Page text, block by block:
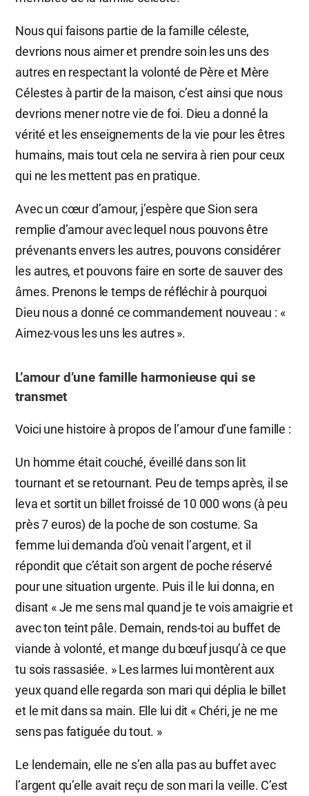
Nous qui faisons partie de la famille céleste,
devrions nous aimer et prendre soin les uns des
autres en respectant la volonté de Père et Mère
Célestes à partir de la maison, c’est ainsi que nous
devrions mener notre vie de foi. Dieu a donné la
vérité et les enseignements de la vie pour les êtres
humains, mais tout cela ne servira à rien pour ceux
qui ne les mettent pas en pratique.
Avec un cœur d’amour, j’espère que Sion sera
remplie d’amour avec lequel nous pouvons être
prévenants envers les autres, pouvons considérer
les autres, et pouvons faire en sorte de sauver des
âmes. Prenons le temps de réfléchir à pourquoi
Dieu nous a donné ce commandement nouveau : «
Aimez-vous les uns les autres ».
L’amour d’une famille harmonieuse qui se
transmet
Voici une histoire à propos de l’amour d’une famille :
Un homme était couché, éveillé dans son lit
tournant et se retournant. Peu de temps après, il se
leva et sortit un billet froissé de 10 000 wons (à peu
près 7 euros) de la poche de son costume. Sa
femme lui demanda d’où venait l’argent, et il
répondit que c’était son argent de poche réservé
pour une situation urgente. Puis il le lui donna, en
disant « Je me sens mal quand je te vois amaigrie et
avec ton teint pâle. Demain, rends-toi au buffet de
viande à volonté, et mange du bœuf jusqu’à ce que
tu sois rassasiée. » Les larmes lui montèrent aux
yeux quand elle regarda son mari qui déplia le billet
et le mit dans sa main. Elle lui dit « Chéri, je ne me
sens pas fatiguée du tout. »
Le lendemain, elle ne s’en alla pas au buffet avec
l’argent qu’elle avait reçu de son mari la veille. C’est